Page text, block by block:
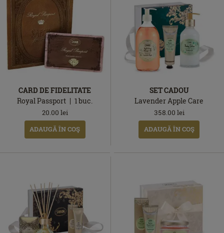
CARD DE FIDELITATE
Royal Passport
1buc.
20.00 lei
ADAUGĂ ÎN COŞ
SET CADOU
Lavender Apple Care
358.00 lei
ADAUGĂ ÎN COŞ